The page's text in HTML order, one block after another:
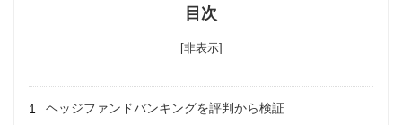
目次
[非表示]
ヘッジファンドバンキングを評判から検証